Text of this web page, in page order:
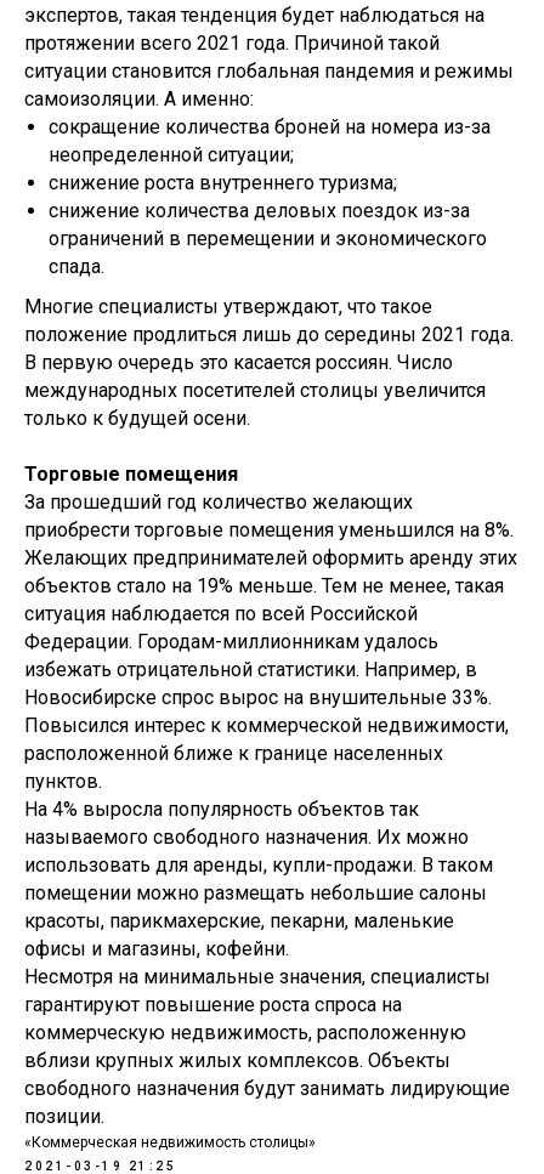
экспертов, такая тенденция будет наблюдаться на
протяжении всего 2021 года. Причиной такой
ситуации становится глобальная пандемия и режимы
самоизоляции. А именно:
сокращение количества броней на номера из-за
неопределенной ситуации;
снижение роста внутреннего туризма;
снижение количества деловых поездок из-за
ограничений в перемещении и экономического
спада.
Многие специалисты утверждают, что такое
положение продлиться лишь до середины 2021 года.
В первую очередь это касается россиян. Число
международных посетителей столицы увеличится
только к будущей осени.
Торговые помещения
За прошедший год количество желающих
приобрести торговые помещения уменьшился на 8%.
Желающих предпринимателей оформить аренду этих
объектов стало на 19% меньше. Тем не менее, такая
ситуация наблюдается по всей Российской
Федерации. Городам-миллионникам удалось
избежать отрицательной статистики. Например, в
Новосибирске спрос вырос на внушительные 33%.
Повысился интерес к коммерческой недвижимости,
расположенной ближе к границе населенных
пунктов.
На 4% выросла популярность объектов так
называемого свободного назначения. Их можно
использовать для аренды, купли-продажи. В таком
помещении можно размещать небольшие салоны
красоты, парикмахерские, пекарни, маленькие
офисы и магазины, кофейни.
Несмотря на минимальные значения, специалисты
гарантируют повышение роста спроса на
коммерческую недвижимость, расположенную
вблизи крупных жилых комплексов. Объекты
свободного назначения будут занимать лидирующие
позиции.
«Коммерческая недвижимость столицы»
2021-03-19 21:25